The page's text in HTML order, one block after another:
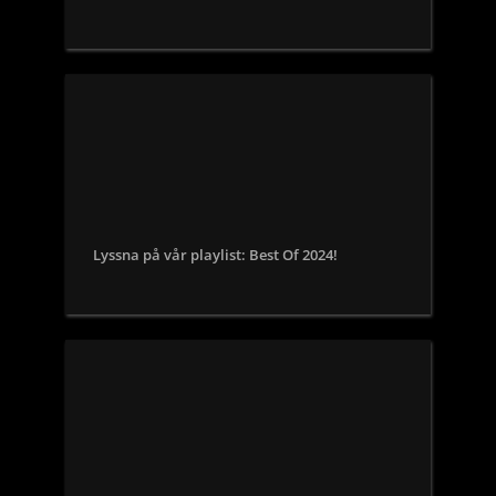
Lyssna på vår playlist: Best Of 2024!